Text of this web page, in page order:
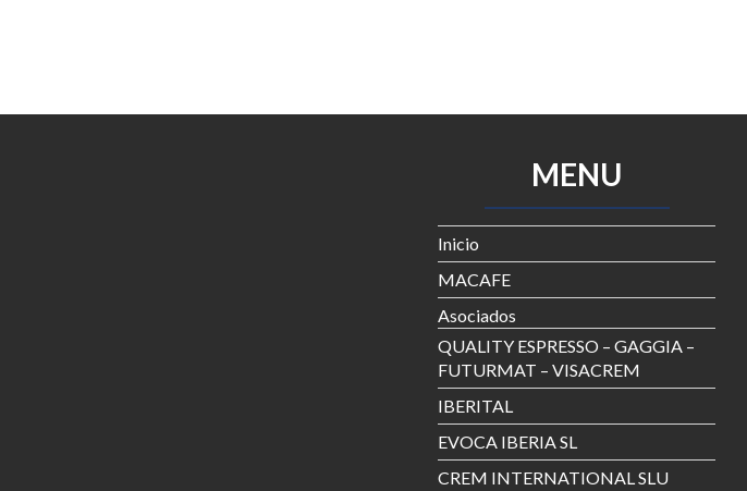
MENU
Inicio
MACAFE
Asociados
QUALITY ESPRESSO – GAGGIA –
FUTURMAT – VISACREM
IBERITAL
EVOCA IBERIA SL
CREM INTERNATIONAL SLU